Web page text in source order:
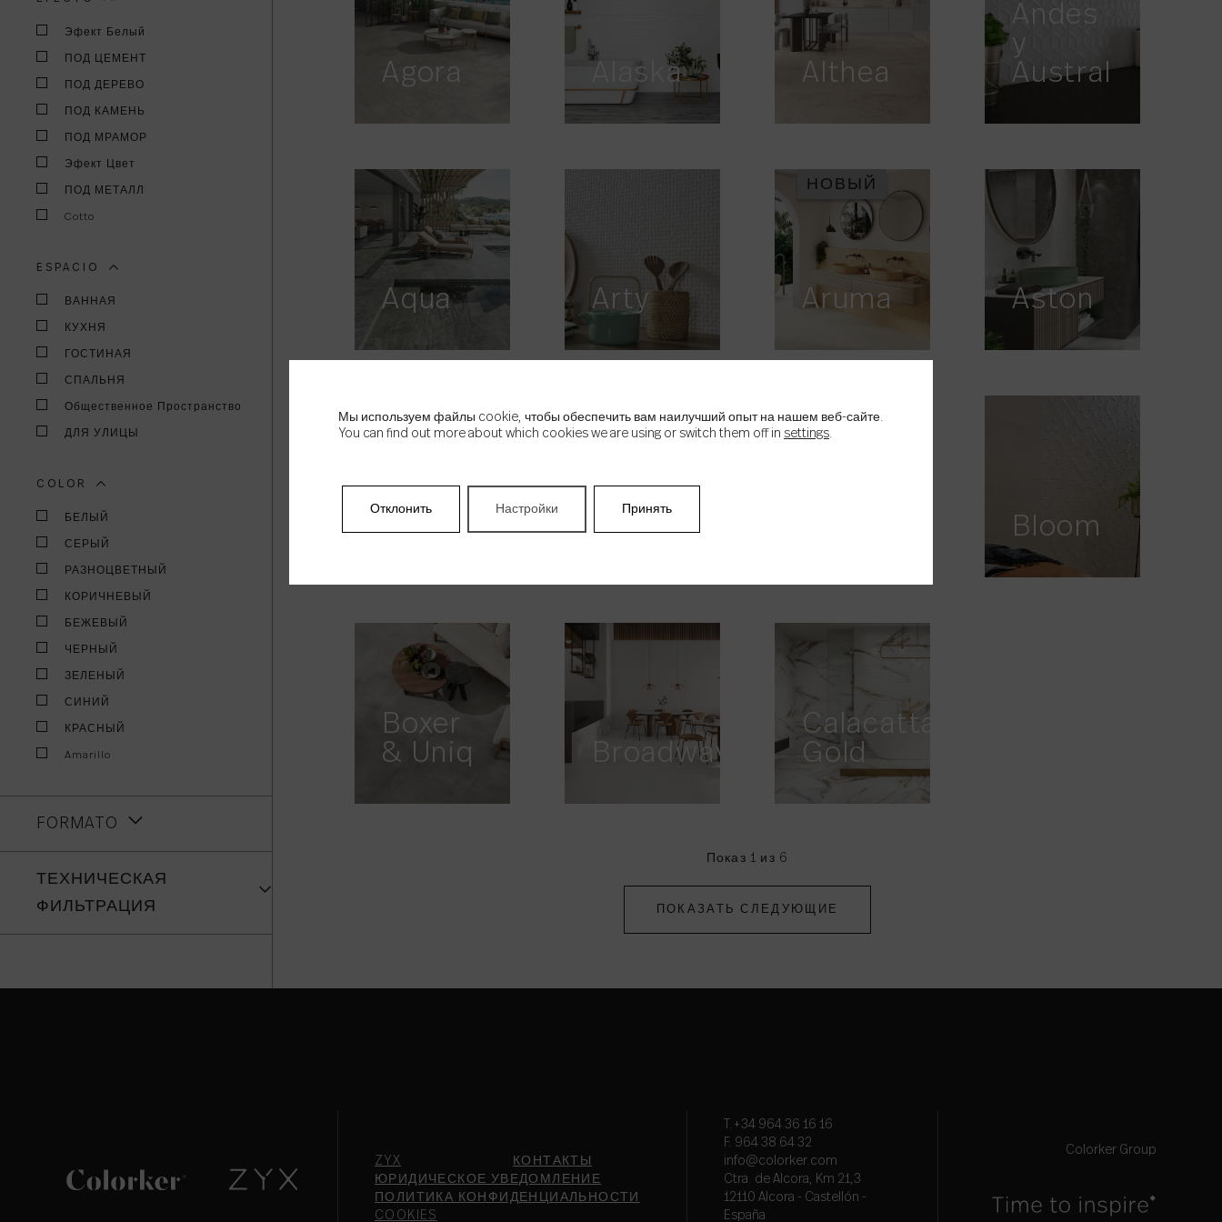
Эфект Белый
ПОД ЦЕМЕНТ
ПОД ДЕРЕВО
ПОД КАМЕНЬ
ПОД МРАМОР
Эфект Цвет
ПОД МЕТАЛЛ
Cotto
ESPACIO
ВАННАЯ
КУХНЯ
ГОСТИНАЯ
СПАЛЬНЯ
Общественное Пространство
ДЛЯ УЛИЦЫ
COLOR
БЕЛЫЙ
СЕРЫЙ
РАЗНОЦВЕТНЫЙ
КОРИЧНЕВЫЙ
БЕЖЕВЫЙ
ЧЕРНЫЙ
ЗЕЛЕНЫЙ
СИНИЙ
КРАСНЫЙ
Amarillo
FORMATO
ТЕХНИЧЕСКАЯ
ФИЛЬТРАЦИЯ
Agora Alaska Althea
Andes
y
Austral
Aqua Arty Aruma
НОВЫЙ
Aston
Athena Atlas Bloom
Boxer
& Uniq
Broadway
Calacatta
Gold
Показ 1 из 6
ПОКАЗАТЬ СЛЕДУЮЩИЕ
ZYX
КОНТАКТЫ
ЮРИДИЧЕСКОЕ УВЕДОМЛЕНИЕ
ПОЛИТИКА КОНФИДЕНЦИАЛЬНОСТИ
COOKIES
T.+34 964 36 16 16
F. 964 38 64 32
info@colorker.com
Ctra. de Alcora, Km 21,3
12110 Alcora - Castellón -
España
Colorker Group
Мы используем файлы cookie, чтобы обеспечить вам наилучший опыт на нашем веб-сайте.
You can find out more about which cookies we are using or switch them off in settings.
Принять
Отклонить Настройки